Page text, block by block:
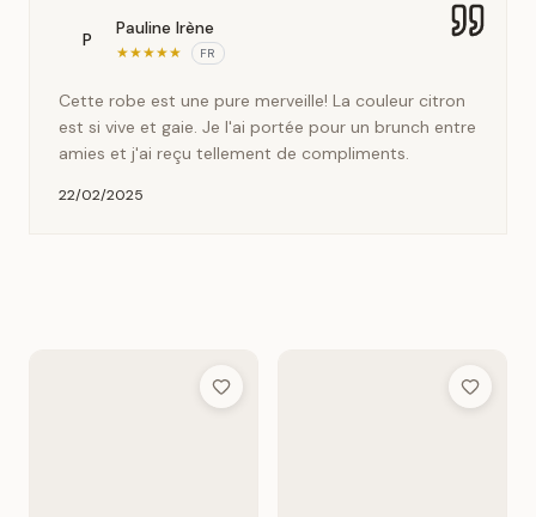
P
Pauline Irène
★★★★★ FR
Cette robe est une pure merveille! La couleur citron
est si vive et gaie. Je l'ai portée pour un brunch entre
amies et j'ai reçu tellement de compliments.
22/02/2025
Add to Wish List Add to